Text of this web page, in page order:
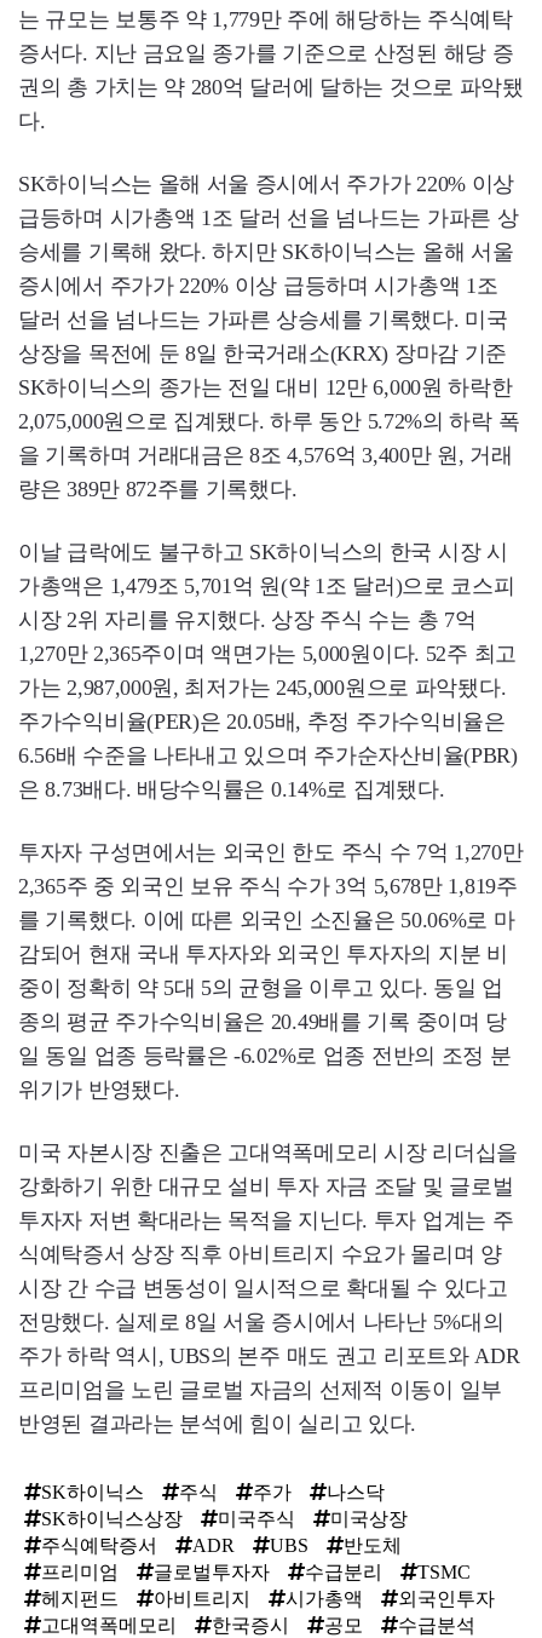
는 규모는 보통주 약 1,779만 주에 해당하는 주식예탁
증서다. 지난 금요일 종가를 기준으로 산정된 해당 증
권의 총 가치는 약 280억 달러에 달하는 것으로 파악됐
다.
SK하이닉스는 올해 서울 증시에서 주가가 220% 이상
급등하며 시가총액 1조 달러 선을 넘나드는 가파른 상
승세를 기록해 왔다. 하지만 SK하이닉스는 올해 서울
증시에서 주가가 220% 이상 급등하며 시가총액 1조
달러 선을 넘나드는 가파른 상승세를 기록했다. 미국
상장을 목전에 둔 8일 한국거래소(KRX) 장마감 기준
SK하이닉스의 종가는 전일 대비 12만 6,000원 하락한
2,075,000원으로 집계됐다. 하루 동안 5.72%의 하락 폭
을 기록하며 거래대금은 8조 4,576억 3,400만 원, 거래
량은 389만 872주를 기록했다.
이날 급락에도 불구하고 SK하이닉스의 한국 시장 시
가총액은 1,479조 5,701억 원(약 1조 달러)으로 코스피
시장 2위 자리를 유지했다. 상장 주식 수는 총 7억
1,270만 2,365주이며 액면가는 5,000원이다. 52주 최고
가는 2,987,000원, 최저가는 245,000원으로 파악됐다.
주가수익비율(PER)은 20.05배, 추정 주가수익비율은
6.56배 수준을 나타내고 있으며 주가순자산비율(PBR)
은 8.73배다. 배당수익률은 0.14%로 집계됐다.
투자자 구성면에서는 외국인 한도 주식 수 7억 1,270만
2,365주 중 외국인 보유 주식 수가 3억 5,678만 1,819주
를 기록했다. 이에 따른 외국인 소진율은 50.06%로 마
감되어 현재 국내 투자자와 외국인 투자자의 지분 비
중이 정확히 약 5대 5의 균형을 이루고 있다. 동일 업
종의 평균 주가수익비율은 20.49배를 기록 중이며 당
일 동일 업종 등락률은 -6.02%로 업종 전반의 조정 분
위기가 반영됐다.
미국 자본시장 진출은 고대역폭메모리 시장 리더십을
강화하기 위한 대규모 설비 투자 자금 조달 및 글로벌
투자자 저변 확대라는 목적을 지닌다. 투자 업계는 주
식예탁증서 상장 직후 아비트리지 수요가 몰리며 양
시장 간 수급 변동성이 일시적으로 확대될 수 있다고
전망했다. 실제로 8일 서울 증시에서 나타난 5%대의
주가 하락 역시, UBS의 본주 매도 권고 리포트와 ADR
프리미엄을 노린 글로벌 자금의 선제적 이동이 일부
반영된 결과라는 분석에 힘이 실리고 있다.
SK하이닉스 주식 주가
나스닥
SK하이닉스상장
미국주식
미국상장
주식예탁증서
ADR UBS
반도체
프리미엄
글로벌투자자 수급분리
TSMC
헤지펀드
아비트리지 시가총액
외국인투자
고대역폭메모리
한국증시 공모
수급분석